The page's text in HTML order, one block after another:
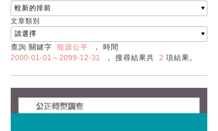
文章類別
查詢 關鍵字能源公平 ， 時間
2000-01-01～2099-12-31
， 搜尋結果共 2 項結果。